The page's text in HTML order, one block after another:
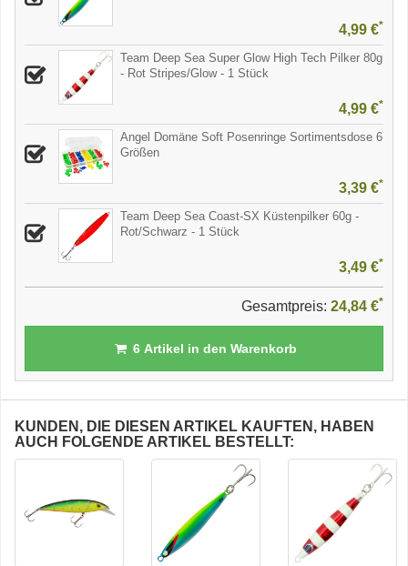
4,99 €*
Team Deep Sea Super Glow High Tech Pilker 80g
- Rot Stripes/Glow - 1 Stück
4,99 €*
Angel Domäne Soft Posenringe Sortimentsdose 6
Größen
3,39 €*
Team Deep Sea Coast-SX Küstenpilker 60g -
Rot/Schwarz - 1 Stück
3,49 €*
Gesamtpreis: 24,84 €*
6Artikel in den Warenkorb
KUNDEN, DIE DIESEN ARTIKEL KAUFTEN, HABEN
AUCH FOLGENDE ARTIKEL BESTELLT: